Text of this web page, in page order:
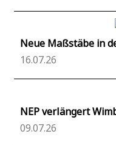
Neue Maßstäbe in
16.07.26
NEP verlängert
09.07.26